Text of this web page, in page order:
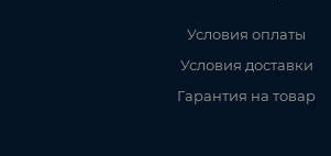
Условия оплаты
Условия доставки
Гарантия на товар